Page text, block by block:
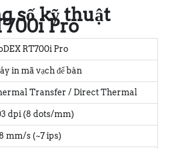
số kỹ thuật
Pro
RT700i Pro
in mã vạch để bàn
Transfer / Direct Thermal
dpi (8 dots/mm)
mm/s (~7 ips)